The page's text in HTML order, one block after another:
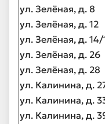
ул. Зелёная, д. 8
ул. Зелёная, д. 12
ул. Зелёная, д. 14/
ул. Зелёная, д. 26
ул. Зелёная, д. 28
ул. Калинина, д.
ул. Калинина, д.
ул. Калинина, д.